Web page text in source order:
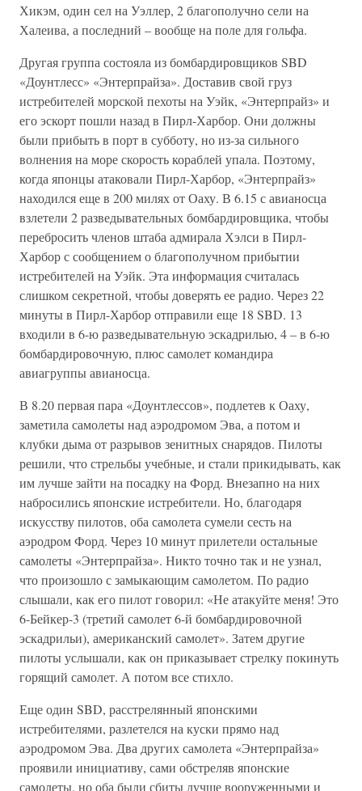
Хикэм, один сел на Уэллер, 2 благополучно сели на
Халеива, а последний – вообще на поле для гольфа.
Другая группа состояла из бомбардировщиков SBD
«Доунтлесс» «Энтерпрайза». Доставив свой груз
истребителей морской пехоты на Уэйк, «Энтерпрайз» и
его эскорт пошли назад в Пирл-Харбор. Они должны
были прибыть в порт в субботу, но из-за сильного
волнения на море скорость кораблей упала. Поэтому,
когда японцы атаковали Пирл-Харбор, «Энтерпрайз»
находился еще в 200 милях от Оаху. В 6.15 с авианосца
взлетели 2 разведывательных бомбардировщика, чтобы
перебросить членов штаба адмирала Хэлси в Пирл-
Харбор с сообщением о благополучном прибытии
истребителей на Уэйк. Эта информация считалась
слишком секретной, чтобы доверять ее радио. Через 22
минуты в Пирл-Харбор отправили еще 18 SBD. 13
входили в 6-ю разведывательную эскадрилью, 4 – в 6-ю
бомбардировочную, плюс самолет командира
авиагруппы авианосца.
В 8.20 первая пара «Доунтлессов», подлетев к Оаху,
заметила самолеты над аэродромом Эва, а потом и
клубки дыма от разрывов зенитных снарядов. Пилоты
решили, что стрельбы учебные, и стали прикидывать, как
им лучше зайти на посадку на Форд. Внезапно на них
набросились японские истребители. Но, благодаря
искусству пилотов, оба самолета сумели сесть на
аэродром Форд. Через 10 минут прилетели остальные
самолеты «Энтерпрайза». Никто точно так и не узнал,
что произошло с замыкающим самолетом. По радио
слышали, как его пилот говорил: «Не атакуйте меня! Это
6-Бейкер-3 (третий самолет 6-й бомбардировочной
эскадрильи), американский самолет». Затем другие
пилоты услышали, как он приказывает стрелку покинуть
горящий самолет. А потом все стихло.
Еще один SBD, расстрелянный японскими
истребителями, разлетелся на куски прямо над
аэродромом Эва. Два других самолета «Энтерпрайза»
проявили инициативу, сами обстреляв японские
самолеты, но оба были сбиты лучше вооруженными и